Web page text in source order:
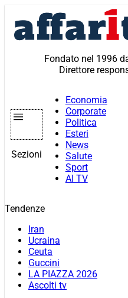
contenuto
Fondato nel 1996
Direttore
Sezioni
Economia
Corporate
Politica
Esteri
News
Salute
Sport
AI TV
Tendenze
Iran
Ucraina
Ceuta
Guccini
LA PIAZZA 2026
Ascolti tv